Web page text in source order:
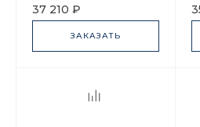
37 210 ₽
ЗАКАЗАТЬ